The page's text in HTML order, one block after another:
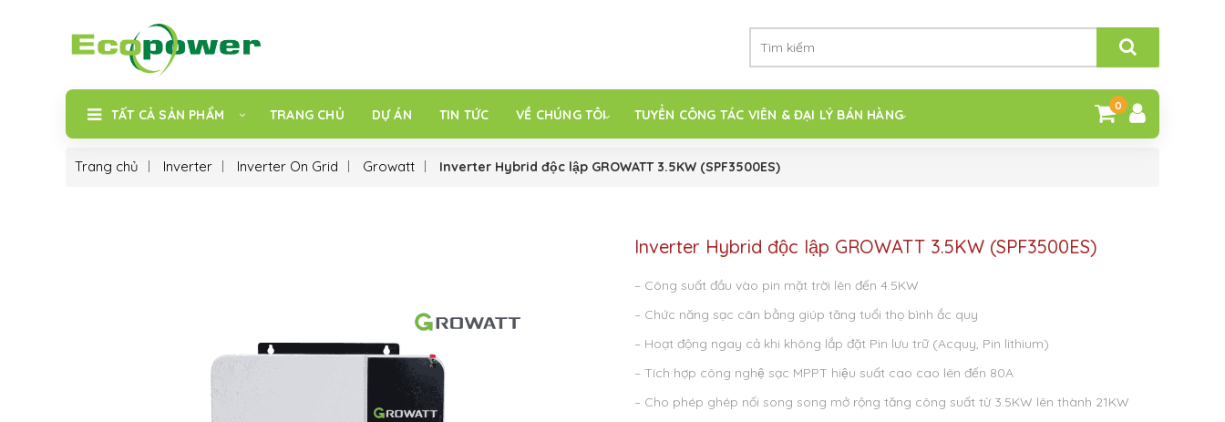
TẤT CẢ SẢN PHẨM TRANG CHỦ DỰ ÁN TIN TỨC VỀ CHÚNG TÔI TUYỂN CÔNG TÁC VIÊN & ĐẠI LÝ BÁN HÀNG
0
Trang chủ Inverter Inverter On Grid Growatt Inverter Hybrid độc lập GROWATT 3.5KW (SPF3500ES)
Inverter Hybrid độc lập GROWATT 3.5KW (SPF3500ES)
– Công suất đầu vào pin mặt trời lên đến 4.5KW
– Chức năng sạc cân bằng giúp tăng tuổi thọ bình ắc quy
– Hoạt động ngay cả khi không lắp đặt Pin lưu trữ (Acquy, Pin lithium)
– Tích hợp công nghệ sạc MPPT hiệu suất cao cao lên đến 80A
– Cho phép ghép nối song song mở rộng tăng công suất từ 3.5KW lên thành 21KW